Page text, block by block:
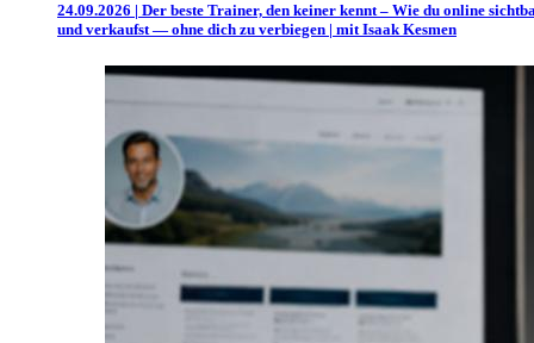
24.09.2026 | Der beste Trainer, den keiner kennt – Wie du online
und verkaufst — ohne dich zu verbiegen | mit Isaak Kesmen